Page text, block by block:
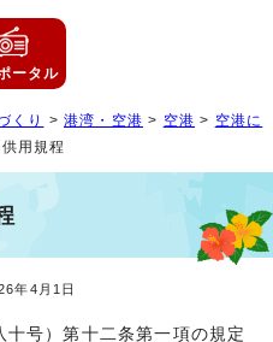
ータル
くり >港湾・空港 > 空港 > 空港に
用規程
年4月1日
号）第十二条第一項の規定